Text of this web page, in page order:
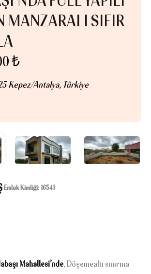
MANZARALI SIFIR
₺
Kepez/Antalya, Türkiye
Emlak Kimliği: 16541
Mahallesi’nde, Döşemealtı sınırına